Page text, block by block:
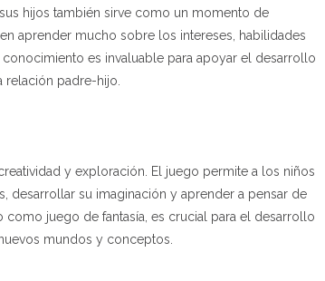
hijos también sirve como un momento de
aprender mucho sobre los intereses, habilidades
es invaluable para apoyar el desarrollo
relación padre-hijo.
y exploración. El juego permite a los niños
desarrollar su imaginación y aprender a pensar de
juego de fantasía, es crucial para el desarrollo
mundos y conceptos.